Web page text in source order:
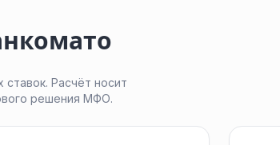
Расчёт носит
решения МФО.